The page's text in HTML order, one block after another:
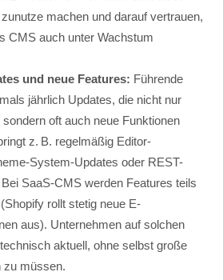
machen und darauf vertrauen,
CMS auch unter Wachstum
und neue Features: Führende
jährlich Updates, die nicht nur
oft auch neue Funktionen
z. B. regelmäßig Editor-
System-Updates oder REST-
SaaS-CMS werden Features teils
rollt stetig neue E-
aus). Unternehmen auf solchen
aktuell, ohne selbst große
zu müssen.